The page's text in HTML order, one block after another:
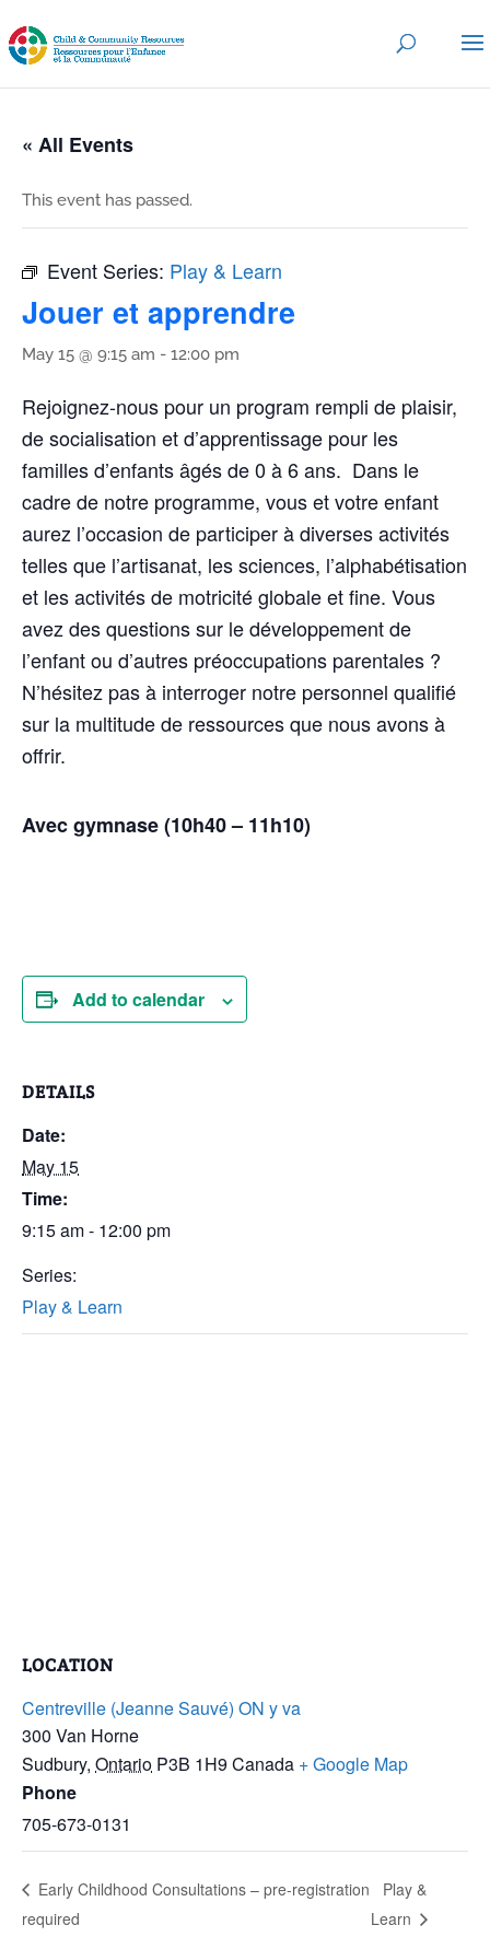
« All Events
This event has passed.
Event Series: Play & Learn
Jouer et apprendre
May 15 @ 9:15 am - 12:00 pm
Rejoignez-nous pour un program rempli de plaisir,
de socialisation et d’apprentissage pour les
familles d’enfants âgés de 0 à 6 ans. Dans le
cadre de notre programme, vous et votre enfant
aurez l’occasion de participer à diverses activités
telles que l’artisanat, les sciences, l’alphabétisation
et les activités de motricité globale et fine. Vous
avez des questions sur le développement de
l’enfant ou d’autres préoccupations parentales ?
N’hésitez pas à interroger notre personnel qualifié
sur la multitude de ressources que nous avons à
offrir.
Avec gymnase (10h40 – 11h10)
Add to calendar
DETAILS
Date:
May 15
Time:
9:15 am - 12:00 pm
Series:
Play & Learn
LOCATION
Centreville (Jeanne Sauvé) ON y va
300 Van Horne
Sudbury, Ontario P3B 1H9 Canada + Google Map
Phone
705-673-0131
Early Childhood Consultations – pre-registration
required
Play &
Learn